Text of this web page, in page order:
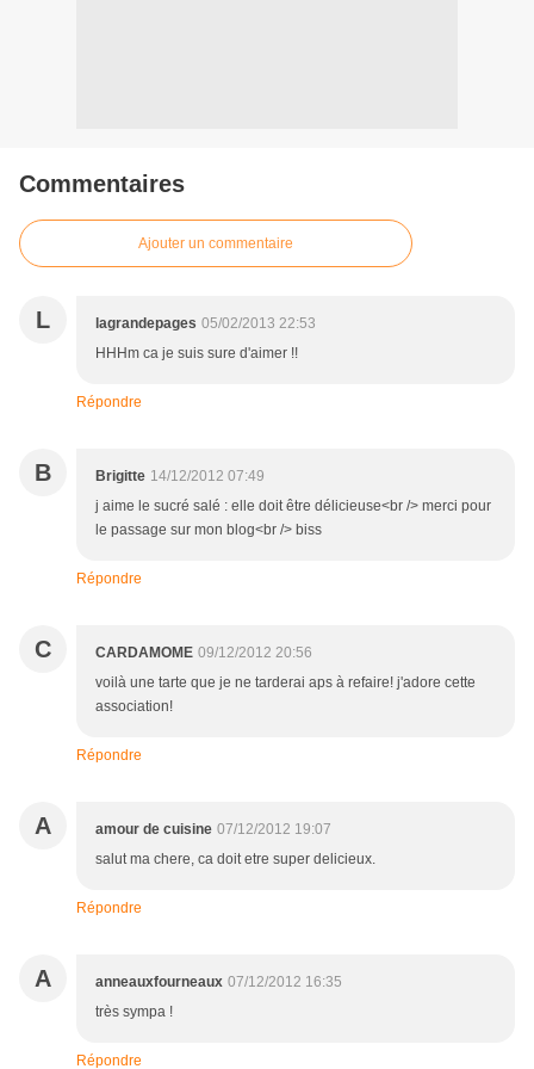
Commentaires
Ajouter un commentaire
L lagrandepages 05/02/2013 22:53
HHHm ca je suis sure d'aimer !!
Répondre
B Brigitte 14/12/2012 07:49
j aime le sucré salé : elle doit être délicieuse<br /> merci pour
le passage sur mon blog<br /> biss
Répondre
C CARDAMOME 09/12/2012 20:56
voilà une tarte que je ne tarderai aps à refaire! j'adore cette
association!
Répondre
A amour de cuisine 07/12/2012 19:07
salut ma chere, ca doit etre super delicieux.
Répondre
A anneauxfourneaux 07/12/2012 16:35
très sympa !
Répondre